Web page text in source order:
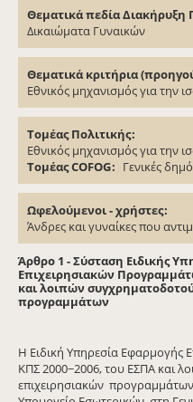
Θεματικά πεδία Διακήρυξη
Δικαιώματα Γυναικών
Θεματικά κριτήρια
Εθνικός μηχανισμός για την
Τομέας Πολιτικής
Εθνικός μηχανισμός για την
Τομέας COFOG
Γενικές
Ωφελούμενοι - χρήστες
Άνδρες και γυναίκες που
Άρθρο 1 - Σύσταση Ειδικής
Επιχειρησιακών
και λοιπών
προγραμμάτων
Η Ειδική Υπηρεσία Εφαρμογής
ΚΠΣ 2000−2006, του ΕΣΠΑ και
επιχειρησιακών